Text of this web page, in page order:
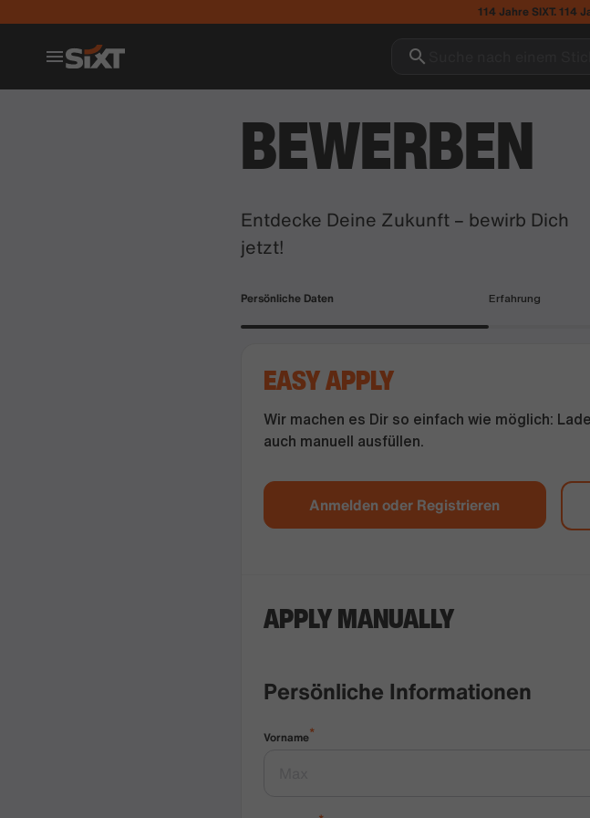
114 Jahre SIXT. 114
BEWERBEN
Entdecke Deine Zukunft – bewirb Dich
jetzt!
Persönliche Daten Erfahrung
EASY APPLY
Wir machen es Dir so einfach wie möglich:
auch manuell ausfüllen.
Anmelden oder Registrieren
APPLY MANUALLY
Persönliche Informationen
Vorname*